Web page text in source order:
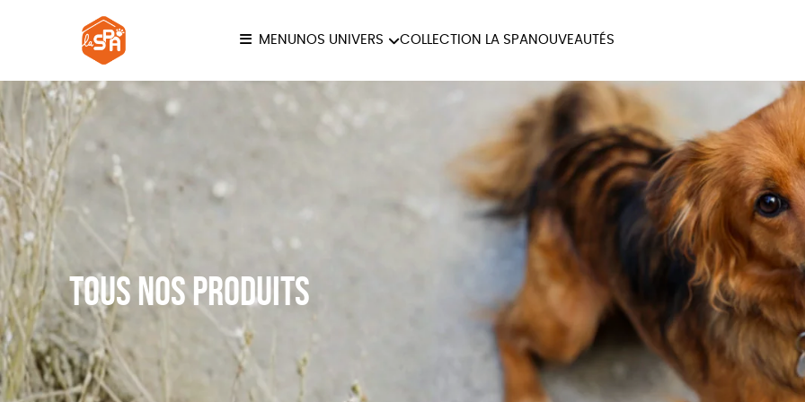
MENU NOS UNIVERS
COLLECTION LA SPA BIEN-ÊTRE
PAPETERIE JE
COLLECTION LA SPANOUVEAUTÉS
Tous nos produits